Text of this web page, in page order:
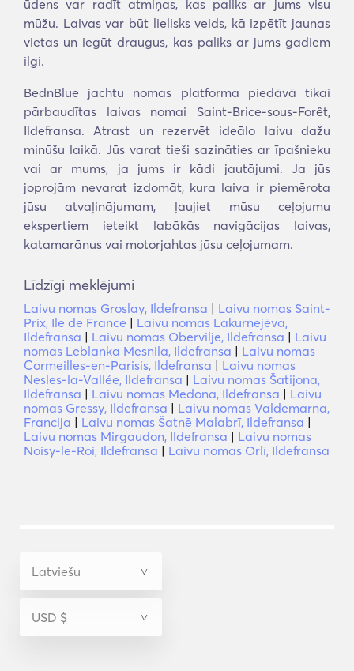
ūdens var radīt atmiņas, kas paliks ar jums visu
mūžu. Laivas var būt lielisks veids, kā izpētīt jaunas
vietas un iegūt draugus, kas paliks ar jums gadiem
ilgi.
BednBlue jachtu nomas platforma piedāvā tikai
pārbaudītas laivas nomai Saint-Brice-sous-Forêt,
Ildefransa. Atrast un rezervēt ideālo laivu dažu
minūšu laikā. Jūs varat tieši sazināties ar īpašnieku
vai ar mums, ja jums ir kādi jautājumi. Ja jūs
joprojām nevarat izdomāt, kura laiva ir piemērota
jūsu atvaļinājumam, ļaujiet mūsu ceļojumu
ekspertiem ieteikt labākās navigācijas laivas,
katamarānus vai motorjahtas jūsu ceļojumam.
Līdzīgi meklējumi
Laivu nomas Groslay, Ildefransa | Laivu nomas Saint-
Prix, Ile de France | Laivu nomas Lakurnejēva,
Ildefransa | Laivu nomas Obervilje, Ildefransa | Laivu
nomas Leblanka Mesnila, Ildefransa | Laivu nomas
Cormeilles-en-Parisis, Ildefransa | Laivu nomas
Nesles-la-Vallée, Ildefransa | Laivu nomas Šatijona,
Ildefransa | Laivu nomas Medona, Ildefransa | Laivu
nomas Gressy, Ildefransa | Laivu nomas Valdemarna,
Francija | Laivu nomas Šatnē Malabrī, Ildefransa |
Laivu nomas Mirgaudon, Ildefransa | Laivu nomas
Noisy-le-Roi, Ildefransa | Laivu nomas Orlī, Ildefransa